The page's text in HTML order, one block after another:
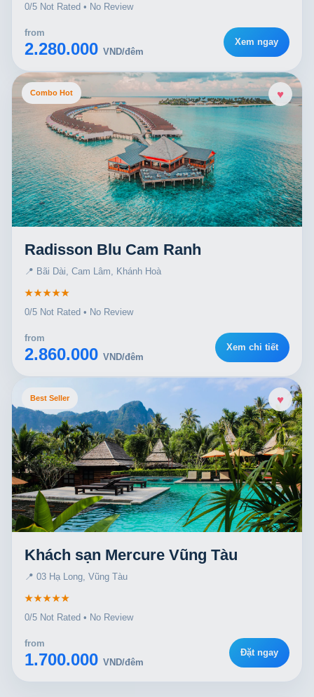
0/5 Not Rated • No Review
from
2.280.000 VND/đêm
Xem ngay
Combo Hot ♥
Radisson Blu Cam Ranh
📍 Bãi Dài, Cam Lâm, Khánh Hoà
★★★★★
0/5 Not Rated • No Review
from
2.860.000 VND/đêm
Xem chi tiết
Best Seller ♥
Khách sạn Mercure Vũng Tàu
📍 03 Hạ Long, Vũng Tàu
★★★★★
0/5 Not Rated • No Review
from
1.700.000 VND/đêm
Đặt ngay